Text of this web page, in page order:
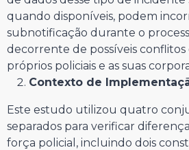
quando disponíveis, podem
subnotificação durante o
decorrente de possíveis conflitos
próprios policiais e as suas
Contexto de
Este estudo utilizou quatro
separados para verificar
força policial, incluindo dois